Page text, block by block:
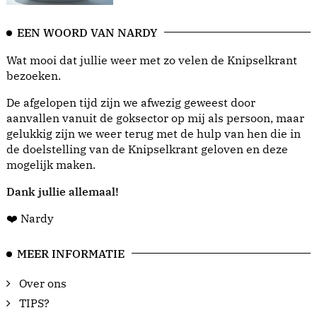
EEN WOORD VAN NARDY
Wat mooi dat jullie weer met zo velen de Knipselkrant
bezoeken.
De afgelopen tijd zijn we afwezig geweest door
aanvallen vanuit de goksector op mij als persoon, maar
gelukkig zijn we weer terug met de hulp van hen die in
de doelstelling van de Knipselkrant geloven en deze
mogelijk maken.
Dank jullie allemaal!
❤️ Nardy
MEER INFORMATIE
Over ons
TIPS?